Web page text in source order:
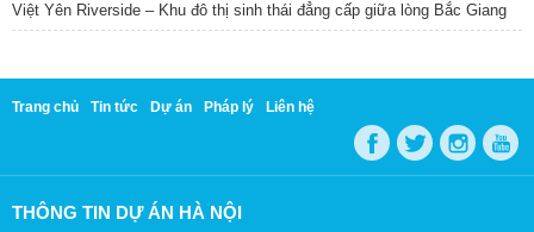
Việt Yên Riverside – Khu đô thị sinh thái đẳng cấp giữa lòng Bắc Giang
Trang chủ Tin tức Dự án Pháp lý Liên hệ
THÔNG TIN DỰ ÁN HÀ NỘI